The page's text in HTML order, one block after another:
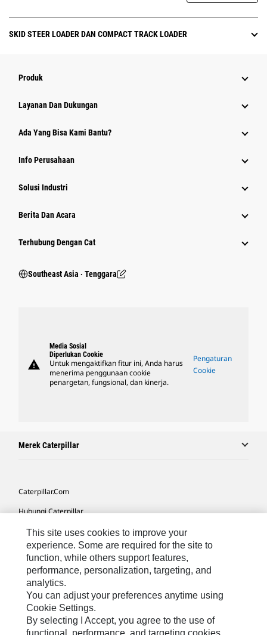
SKID STEER LOADER DAN COMPACT TRACK LOADER
Produk
Layanan Dan Dukungan
Ada Yang Bisa Kami Bantu?
Info Perusahaan
Solusi Industri
Berita Dan Acara
Terhubung Dengan Cat
Southeast Asia ‧ Tenggara
warning
Media Sosial
Diperlukan Cookie
Untuk mengaktifkan fitur ini, Anda harus
menerima penggunaan cookie
penargetan, fungsional, dan kinerja.
Pengaturan
Cookie
Merek Caterpillar
Caterpillar.com
Hubungi Caterpillar
Preferensi Pemasaran Saya
Peta Situs
Cookie Settings
Hukum
Privasi
This site uses cookies to improve your
experience. Some are required for the site to
function, while others support features,
performance, personalization, targeting, and
analytics.
You can adjust your preferences anytime using
Cookie Settings.
By selecting I Accept, you agree to the use of
functional, performance, and targeting cookies.